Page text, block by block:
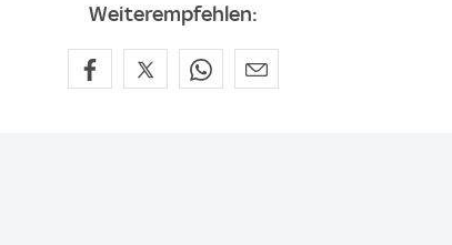
Weiterempfehlen: